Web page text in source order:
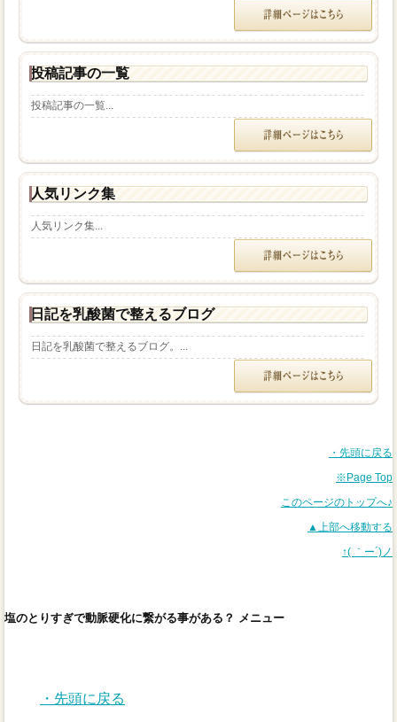
投稿記事の一覧
投稿記事の一覧...
人気リンク集
人気リンク集...
日記を乳酸菌で整えるブログ
日記を乳酸菌で整えるブログ。...
・先頭に戻る
※Page Top
このページのトップへ♪
▲上部へ移動する
↑( ｀ー´)ノ
塩のとりすぎで動脈硬化に繋がる事がある？ メニュー
・先頭に戻る